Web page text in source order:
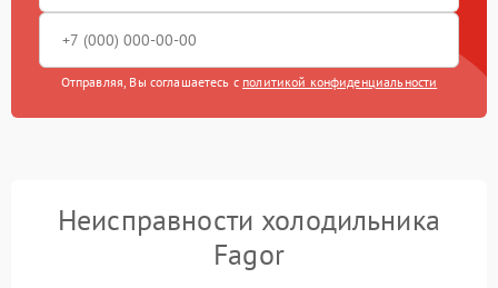
Отправляя, Вы соглашаетесь с политикой конфиденциальности
Неисправности холодильника
Fagor